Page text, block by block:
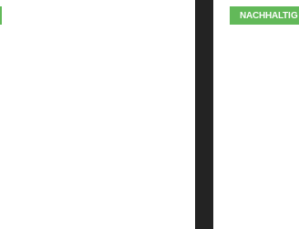
NACHHALTIG